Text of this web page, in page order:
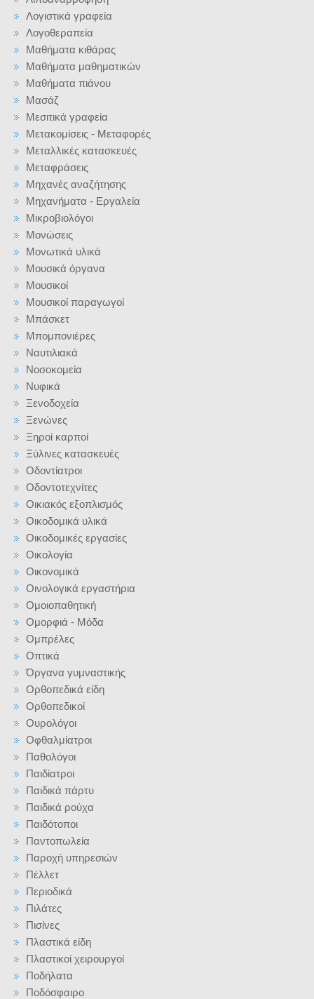
Λογιστικά γραφεία
Λογοθεραπεία
Μαθήματα κιθάρας
Μαθήματα μαθηματικών
Μαθήματα πιάνου
Μασάζ
Μεσιτικά γραφεία
Μετακομίσεις - Μεταφορές
Μεταλλικές κατασκευές
Μεταφράσεις
Μηχανές αναζήτησης
Μηχανήματα - Εργαλεία
Μικροβιολόγοι
Μονώσεις
Μονωτικά υλικά
Μουσικά όργανα
Μουσικοί
Μουσικοί παραγωγοί
Μπάσκετ
Μπομπονιέρες
Ναυτιλιακά
Νοσοκομεία
Νυφικά
Ξενοδοχεία
Ξενώνες
Ξηροί καρποί
Ξύλινες κατασκευές
Οδοντίατροι
Οδοντοτεχνίτες
Οικιακός εξοπλισμός
Οικοδομικά υλικά
Οικοδομικές εργασίες
Οικολογία
Οικονομικά
Οινολογικά εργαστήρια
Ομοιοπαθητική
Ομορφιά - Μόδα
Ομπρέλες
Οπτικά
Όργανα γυμναστικής
Ορθοπεδικά είδη
Ορθοπεδικοί
Ουρολόγοι
Οφθαλμίατροι
Παθολόγοι
Παιδίατροι
Παιδικά πάρτυ
Παιδικά ρούχα
Παιδότοποι
Παντοπωλεία
Παροχή υπηρεσιών
Πέλλετ
Περιοδικά
Πιλάτες
Πισίνες
Πλαστικά είδη
Πλαστικοί χειρουργοί
Ποδήλατα
Ποδόσφαιρο